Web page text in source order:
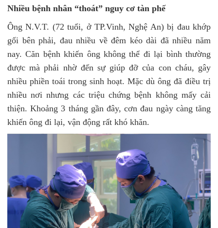
Nhiều bệnh nhân “thoát” nguy cơ tàn phế
Ông N.V.T. (72 tuổi, ở TP.Vinh, Nghệ An) bị đau khớp
gối bên phải, đau nhiều về đêm kéo dài đã nhiều năm
nay. Căn bệnh khiến ông không thể đi lại bình thường
được mà phải nhờ đến sự giúp đỡ của con cháu, gây
nhiều phiền toái trong sinh hoạt. Mặc dù ông đã điều trị
nhiều nơi nhưng các triệu chứng bệnh không mấy cải
thiện. Khoảng 3 tháng gần đây, cơn đau ngày càng tăng
khiến ông đi lại, vận động rất khó khăn.